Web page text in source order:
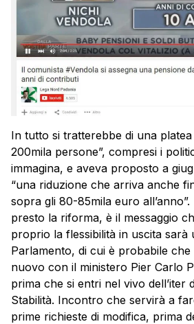
In tutto si tratterebbe di una
200mila persone”, compresi i
immagina, e aveva proposto a
“una riduzione che arriva anche
sopra gli 80-85mila euro
presto la riforma, è il messaggio
proprio la flessibilità in uscita sarà
Parlamento, di cui è probabile
nuovo con il ministero Pier Carlo
prima che si entri nel vivo dell’iter
Stabilità. Incontro che servirà a
prime richieste di modifica, prima